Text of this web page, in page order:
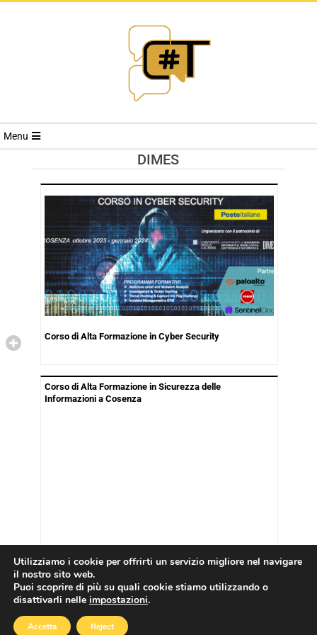
RIVISTA
TRENDS
Menu
DIMES
Corso di Alta Formazione in Cyber Security
Corso di Alta Formazione in Sicurezza delle
Informazioni a Cosenza
Copyright © 2026
Utilizziamo i cookie per offrirti un servizio migliore nel navigare
il nostro sito web.
Puoi scoprire di più su quali cookie stiamo utilizzando o
disattivarli nelle impostazioni.
Accetta Reject